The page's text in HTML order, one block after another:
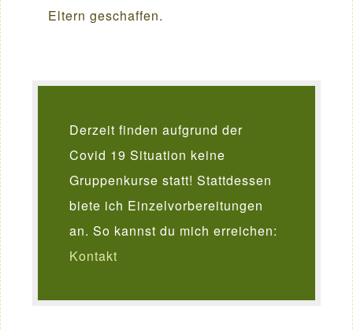
Eltern geschaffen.
Derzeit finden aufgrund der
Covid 19 Situation keine
Gruppenkurse statt! Stattdessen
biete ich Einzelvorbereitungen
an. So kannst du mich erreichen:
Kontakt